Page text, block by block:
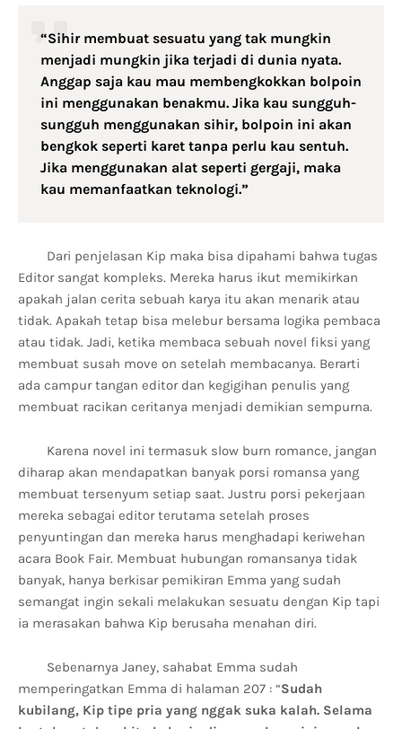
“Sihir membuat sesuatu yang tak mungkin
menjadi mungkin jika terjadi di dunia nyata.
Anggap saja kau mau membengkokkan bolpoin
ini menggunakan benakmu. Jika kau sungguh-
sungguh menggunakan sihir, bolpoin ini akan
bengkok seperti karet tanpa perlu kau sentuh.
Jika menggunakan alat seperti gergaji, maka
kau memanfaatkan teknologi.”
Dari penjelasan Kip maka bisa dipahami bahwa tugas
Editor sangat kompleks. Mereka harus ikut memikirkan
apakah jalan cerita sebuah karya itu akan menarik atau
tidak. Apakah tetap bisa melebur bersama logika pembaca
atau tidak. Jadi, ketika membaca sebuah novel fiksi yang
membuat susah move on setelah membacanya. Berarti
ada campur tangan editor dan kegigihan penulis yang
membuat racikan ceritanya menjadi demikian sempurna.
Karena novel ini termasuk slow burn romance, jangan
diharap akan mendapatkan banyak porsi romansa yang
membuat tersenyum setiap saat. Justru porsi pekerjaan
mereka sebagai editor terutama setelah proses
penyuntingan dan mereka harus menghadapi keriwehan
acara Book Fair. Membuat hubungan romansanya tidak
banyak, hanya berkisar pemikiran Emma yang sudah
semangat ingin sekali melakukan sesuatu dengan Kip tapi
ia merasakan bahwa Kip berusaha menahan diri.
Sebenarnya Janey, sahabat Emma sudah
memperingatkan Emma di halaman 207 : “Sudah
kubilang, Kip tipe pria yang nggak suka kalah. Selama